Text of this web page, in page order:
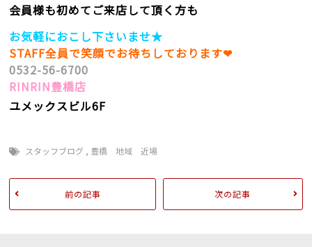
会員様も初めてご来店して頂く方も
お気軽におこし下さいませ★
STAFF全員で笑顔でお待ちしております❤
0532-56-6700
RINRIN豊橋店
ユメックスビル6F
スタッフブログ , 豊橋 地域 近場
前の記事 次の記事